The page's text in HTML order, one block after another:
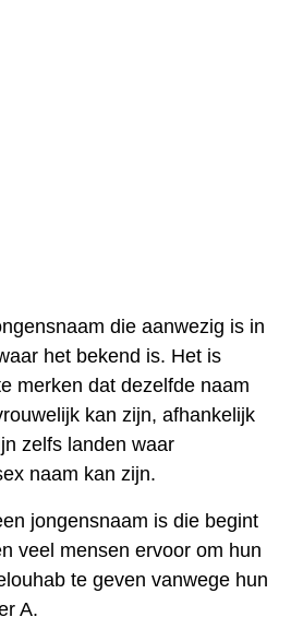
die aanwezig is in
het bekend is. Het is
merken dat dezelfde naam
kan zijn, afhankelijk
zelfs landen waar
naam kan zijn.
jongensnaam is die begint
veel mensen ervoor om hun
te geven vanwege hun
A.